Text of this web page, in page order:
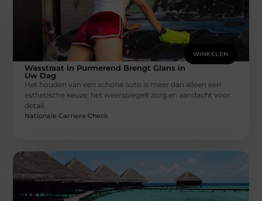
WINKELEN
Wasstraat in Purmerend Brengt Glans in
Uw Dag
Het houden van een schone auto is meer dan alleen een
esthetische keuze; het weerspiegelt zorg en aandacht voor
detail.
Nationale Carriere Check